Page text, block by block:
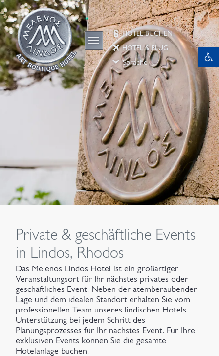
HOTEL BUCHEN
HOTEL & FLUG
Sprache
Private & geschäftliche Events
in Lindos, Rhodos
Das Melenos Lindos Hotel ist ein großartiger
Veranstaltungsort für Ihr nächstes privates oder
geschäftliches Event. Neben der atemberaubenden
Lage und dem idealen Standort erhalten Sie vom
professionellen Team unseres lindischen Hotels
Unterstützung bei jedem Schritt des
Planungsprozesses für Ihr nächstes Event. Für Ihre
exklusiven Events können Sie die gesamte
Hotelanlage buchen.